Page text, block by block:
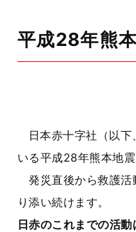
平成28年熊
日本赤十字社（以
いる平成28年熊本地震
発災直後から救護活
り添い続けます。
日赤のこれまでの活動